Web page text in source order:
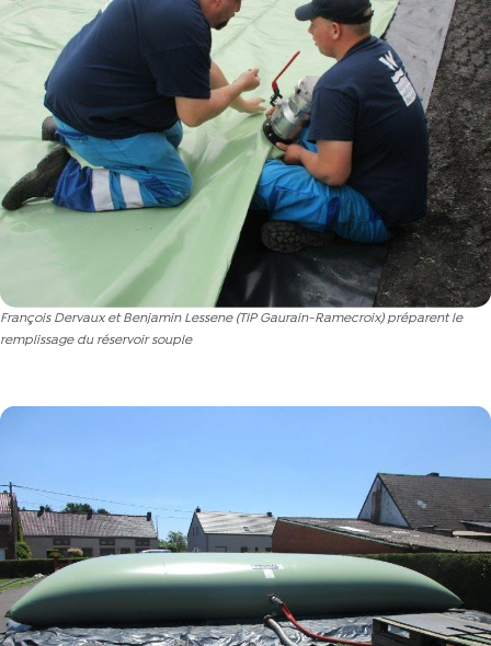
François Dervaux et Benjamin Lessene (TIP Gaurain-Ramecroix) préparent le
remplissage du réservoir souple